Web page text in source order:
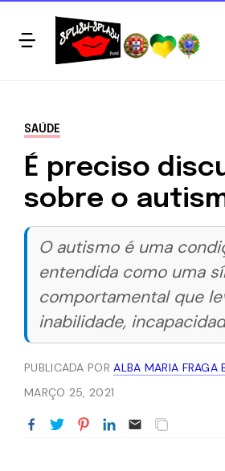
SAÚDE
É preciso
sobre o
O autismo é uma
entendida como uma
comportamental que
inabilidade,
PUBLICADA PORALBA MARIA FRAGA
MARÇO 25, 2021